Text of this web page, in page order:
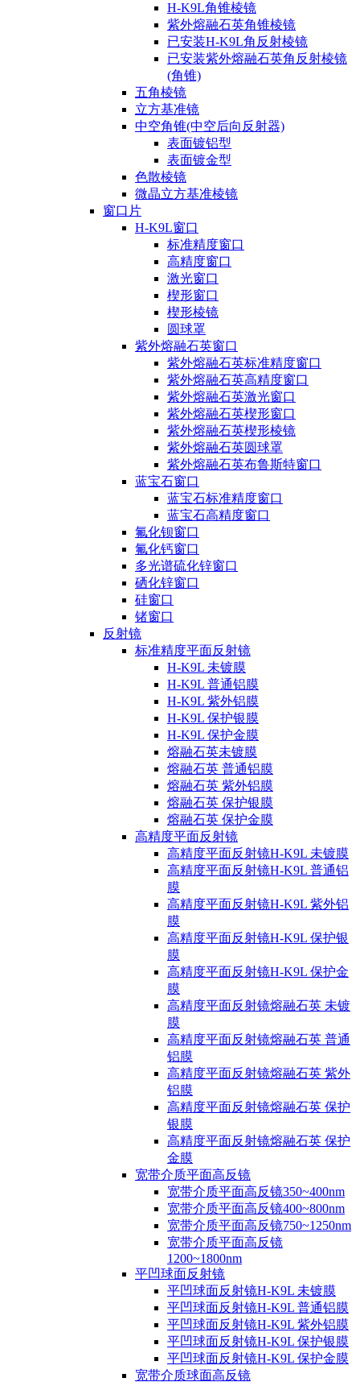
H-K9L角锥棱镜
紫外熔融石英角锥棱镜
已安装H-K9L角反射棱镜
已安装紫外熔融石英角反射棱镜
(角锥)
五角棱镜
立方基准镜
中空角锥(中空后向反射器)
表面镀铝型
表面镀金型
色散棱镜
微晶立方基准棱镜
窗口片
H-K9L窗口
标准精度窗口
高精度窗口
激光窗口
楔形窗口
楔形棱镜
圆球罩
紫外熔融石英窗口
紫外熔融石英标准精度窗口
紫外熔融石英高精度窗口
紫外熔融石英激光窗口
紫外熔融石英楔形窗口
紫外熔融石英楔形棱镜
紫外熔融石英圆球罩
紫外熔融石英布鲁斯特窗口
蓝宝石窗口
蓝宝石标准精度窗口
蓝宝石高精度窗口
氟化钡窗口
氟化钙窗口
多光谱硫化锌窗口
硒化锌窗口
硅窗口
锗窗口
反射镜
标准精度平面反射镜
H-K9L 未镀膜
H-K9L 普通铝膜
H-K9L 紫外铝膜
H-K9L 保护银膜
H-K9L 保护金膜
熔融石英未镀膜
熔融石英 普通铝膜
熔融石英 紫外铝膜
熔融石英 保护银膜
熔融石英 保护金膜
高精度平面反射镜
高精度平面反射镜H-K9L 未镀膜
高精度平面反射镜H-K9L 普通铝
膜
高精度平面反射镜H-K9L 紫外铝
膜
高精度平面反射镜H-K9L 保护银
膜
高精度平面反射镜H-K9L 保护金
膜
高精度平面反射镜熔融石英 未镀
膜
高精度平面反射镜熔融石英 普通
铝膜
高精度平面反射镜熔融石英 紫外
铝膜
高精度平面反射镜熔融石英 保护
银膜
高精度平面反射镜熔融石英 保护
金膜
宽带介质平面高反镜
宽带介质平面高反镜350~400nm
宽带介质平面高反镜400~800nm
宽带介质平面高反镜750~1250nm
宽带介质平面高反镜
1200~1800nm
平凹球面反射镜
平凹球面反射镜H-K9L 未镀膜
平凹球面反射镜H-K9L 普通铝膜
平凹球面反射镜H-K9L 紫外铝膜
平凹球面反射镜H-K9L 保护银膜
平凹球面反射镜H-K9L 保护金膜
宽带介质球面高反镜